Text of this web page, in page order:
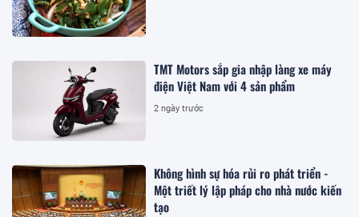
TMT Motors sắp gia nhập làng xe máy
điện Việt Nam với 4 sản phẩm
2 ngày trước
Không hình sự hóa rủi ro phát triển -
Một triết lý lập pháp cho nhà nước kiến
tạo